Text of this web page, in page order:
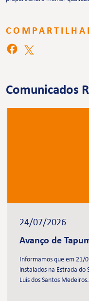
Comunicados
24/07/2026
Avanço de
Informamos que em 21/
instalados na Estrada do
Luís dos Santos Medeiros.